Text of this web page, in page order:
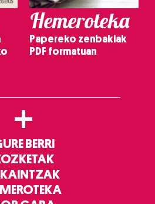
Hemeroteka
Papereko zenbakiak
PDF formatuan
+
BERRI